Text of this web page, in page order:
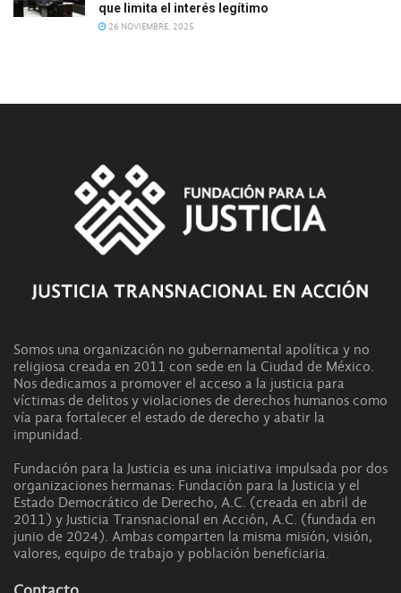
que limita el interés legítimo
26 NOVIEMBRE, 2025
Somos una organización no gubernamental apolítica y no
religiosa creada en 2011 con sede en la Ciudad de México.
Nos dedicamos a promover el acceso a la justicia para
víctimas de delitos y violaciones de derechos humanos como
vía para fortalecer el estado de derecho y abatir la
impunidad.
Fundación para la Justicia es una iniciativa impulsada por dos
organizaciones hermanas: Fundación para la Justicia y el
Estado Democrático de Derecho, A.C. (creada en abril de
2011) y Justicia Transnacional en Acción, A.C. (fundada en
junio de 2024). Ambas comparten la misma misión, visión,
valores, equipo de trabajo y población beneficiaria.